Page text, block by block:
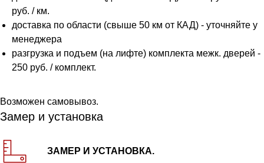
руб. / км.
доставка по области (свыше 50 км от КАД) - уточняйте у
менеджера
разгрузка и подъем (на лифте) комплекта межк. дверей -
250 руб. / комплект.
Возможен самовывоз.
Замер и установка
ЗАМЕР И УСТАНОВКА.